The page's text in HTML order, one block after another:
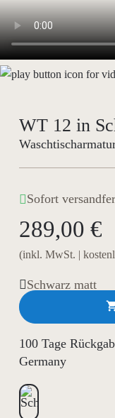
WT 12 in
Sofort
289,00 €
(inkl. MwSt. |
Schwarz matt
100 Tage
Germany